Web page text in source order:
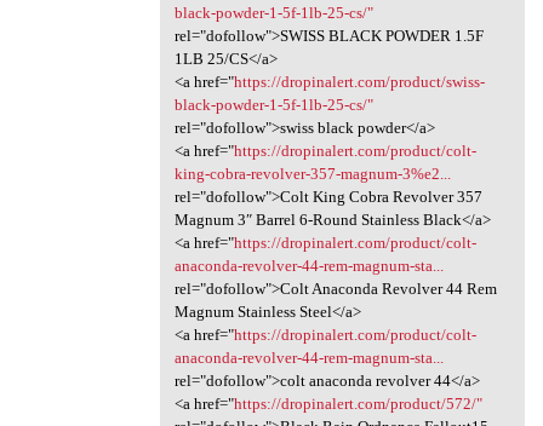
black-powder-1-5f-1lb-25-cs/"
rel="dofollow">SWISS BLACK POWDER 1.5F
1LB 25/CS</a>
<a href="https://dropinalert.com/product/swiss-
black-powder-1-5f-1lb-25-cs/"
rel="dofollow">swiss black powder</a>
<a href="https://dropinalert.com/product/colt-
king-cobra-revolver-357-magnum-3%e2...
rel="dofollow">Colt King Cobra Revolver 357
Magnum 3″ Barrel 6-Round Stainless Black</a>
<a href="https://dropinalert.com/product/colt-
anaconda-revolver-44-rem-magnum-sta...
rel="dofollow">Colt Anaconda Revolver 44 Rem
Magnum Stainless Steel</a>
<a href="https://dropinalert.com/product/colt-
anaconda-revolver-44-rem-magnum-sta...
rel="dofollow">colt anaconda revolver 44</a>
<a href="https://dropinalert.com/product/572/"